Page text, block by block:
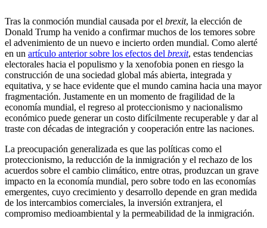
Tras la conmoción mundial causada por el brexit, la elección de
Donald Trump ha venido a confirmar muchos de los temores sobre
el advenimiento de un nuevo e incierto orden mundial. Como alerté
en un artículo anterior sobre los efectos del brexit, estas tendencias
electorales hacia el populismo y la xenofobia ponen en riesgo la
construcción de una sociedad global más abierta, integrada y
equitativa, y se hace evidente que el mundo camina hacia una mayor
fragmentación. Justamente en un momento de fragilidad de la
economía mundial, el regreso al proteccionismo y nacionalismo
económico puede generar un costo difícilmente recuperable y dar al
traste con décadas de integración y cooperación entre las naciones.
La preocupación generalizada es que las políticas como el
proteccionismo, la reducción de la inmigración y el rechazo de los
acuerdos sobre el cambio climático, entre otras, produzcan un grave
impacto en la economía mundial, pero sobre todo en las economías
emergentes, cuyo crecimiento y desarrollo depende en gran medida
de los intercambios comerciales, la inversión extranjera, el
compromiso medioambiental y la permeabilidad de la inmigración.